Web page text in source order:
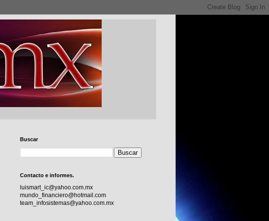
Buscar
Contacto e informes.
luismart_ic@yahoo.com.mx
mundo_financiero@hotmail.com
team_infosistemas@yahoo.com.mx